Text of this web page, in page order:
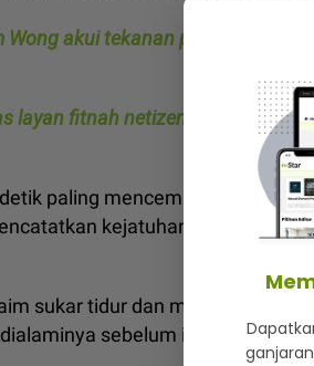
Wong akui tekanan perceraian
layan fitnah netizen, Baim Wong
paling mencemaskan dalam
kejatuhan jumlah
sukar tidur dan menghadapi
sebelum ini.